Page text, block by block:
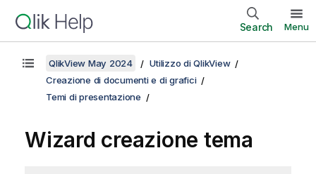
Search Menu
QlikView May 2024
Utilizzo di QlikView
Creazione di documenti e di grafici
Temi di presentazione
Wizard creazione tema